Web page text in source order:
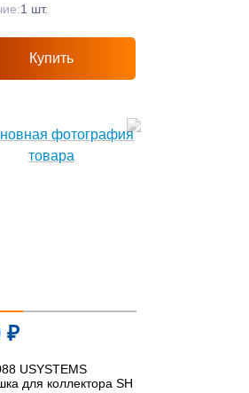
1 шт.
Купить
₽
USYSTEMS
для коллектора SH